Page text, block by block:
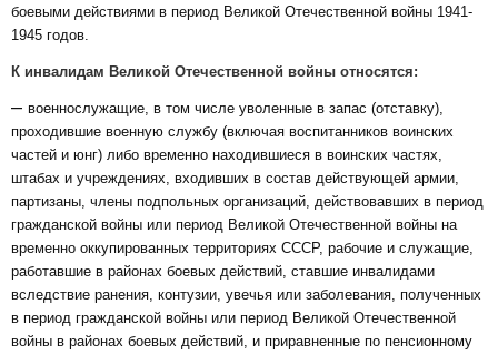
боевыми действиями в период Великой Отечественной войны 1941-
1945 годов.
К инвалидам Великой Отечественной войны относятся:
– военнослужащие, в том числе уволенные в запас (отставку),
проходившие военную службу (включая воспитанников воинских
частей и юнг) либо временно находившиеся в воинских частях,
штабах и учреждениях, входивших в состав действующей армии,
партизаны, члены подпольных организаций, действовавших в период
гражданской войны или период Великой Отечественной войны на
временно оккупированных территориях СССР, рабочие и служащие,
работавшие в районах боевых действий, ставшие инвалидами
вследствие ранения, контузии, увечья или заболевания, полученных
в период гражданской войны или период Великой Отечественной
войны в районах боевых действий, и приравненные по пенсионному